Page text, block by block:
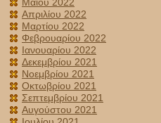
Απριλίου 2022
Μαρτίου 2022
Φεβρουαρίου 2022
Ιανουαρίου 2022
Δεκεμβρίου 2021
Νοεμβρίου 2021
Οκτωβρίου 2021
Σεπτεμβρίου 2021
Αυγούστου 2021